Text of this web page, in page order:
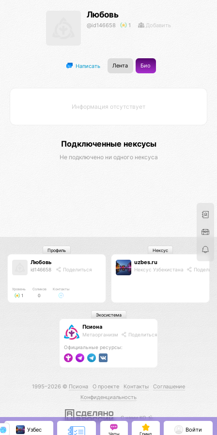
Любовь
@id146658 1 Добавить
Написать Лента Био
Информация отсутствует
Подключенные нексусы
Не подключено ни одного нексуса
Любовь
id146658 Поделиться
Уровень
1
Соликов
0
Контакты
Профиль
uzbes.ru
Нексус Узбекистана
Нексус
Псиона
Метаорганизм Поделиться
Официальные ресурсы:
Экосистема
1995–2026 © Псиона О проекте Контакты
Соглашение
Конфиденциальность
С нами КО 🕉️
Узбес
Чаты Гринд
Войти